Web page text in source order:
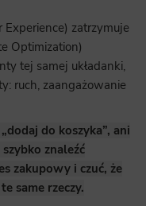
Experience) zatrzymuje
Optimization)
tej samej układanki,
ruch, zaangażowanie
do koszyka”, ani
szybko znaleźć
zakupowy i czuć, że
same rzeczy.